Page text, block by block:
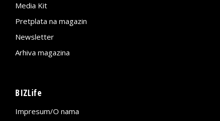
Media Kit
Pretplata na magazin
Newsletter
Arhiva magazina
BIZLife
Impresum/O nama